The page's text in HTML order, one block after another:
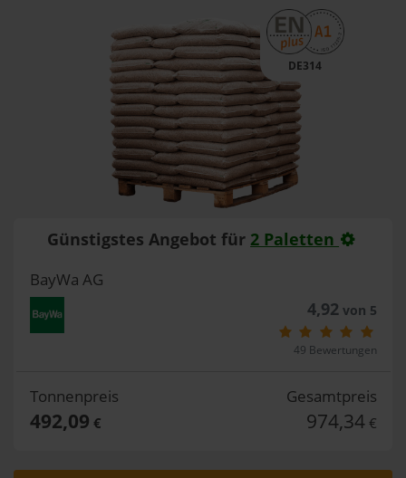
DE314
Günstigstes Angebot für 2 Paletten
BayWa AG
4,92von 5
49 Bewertungen
Tonnenpreis
492,09 €
Gesamtpreis
974,34 €